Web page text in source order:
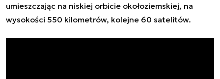
umieszczając na niskiej orbicie okołoziemskiej, na
wysokości 550 kilometrów, kolejne 60 satelitów.